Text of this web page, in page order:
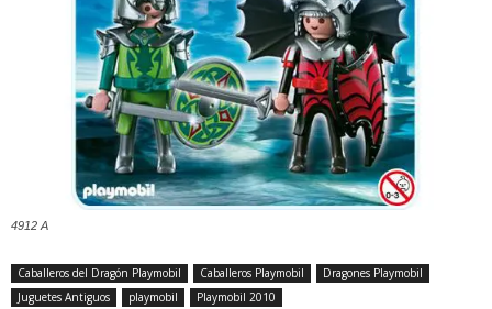
4912 A
Caballeros del Dragón Playmobil Caballeros Playmobil
Dragones Playmobil
Juguetes Antiguos
playmobil Playmobil 2010